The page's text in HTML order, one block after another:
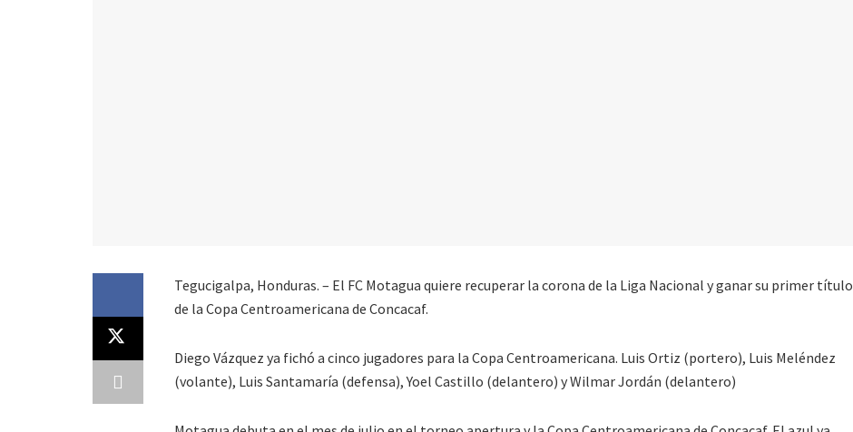
Tegucigalpa, Honduras. – El FC Motagua quiere recuperar la corona de la Liga Nacional y ganar su primer título
de la Copa Centroamericana de Concacaf.
Diego Vázquez ya fichó a cinco jugadores para la Copa Centroamericana. Luis Ortiz (portero), Luis Meléndez
(volante), Luis Santamaría (defensa), Yoel Castillo (delantero) y Wilmar Jordán (delantero)